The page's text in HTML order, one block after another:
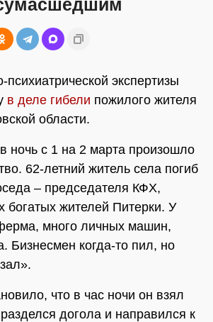
экспертизы
в деле гибели пожилого жителя
области.
ночь с 1 на 2 марта произошло
62-летний житель села погиб
– председателя КФХ,
богатых жителей Питерки. У
много личных машин,
Бизнесмен когда-то пил, но
что в час ночи он взял
догола и направился к